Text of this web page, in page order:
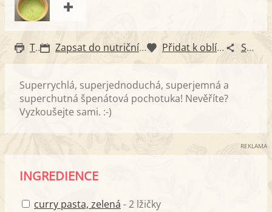
Tisk Zapsat do nutričního diáře Přidat k oblíbeným Sdílet
Superrychlá, superjednoduchá, superjemná a
superchutná špenátová pochotuka! Nevěříte?
Vyzkoušejte sami. :-)
REKLAMA
INGREDIENCE
curry pasta, zelená - 2 lžičky